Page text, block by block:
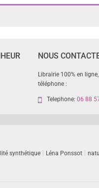
NOUS
Librairie 100% en
téléphone :
Telephone: 06 88
synthétique Léna Ponssot